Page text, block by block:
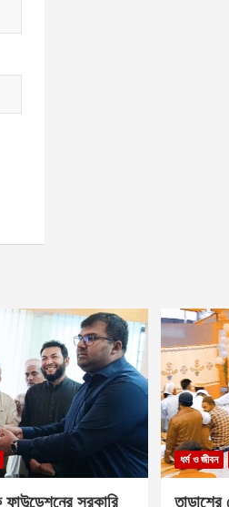
সরকারি
ধর্ম ও জীবন
তাড়াশের